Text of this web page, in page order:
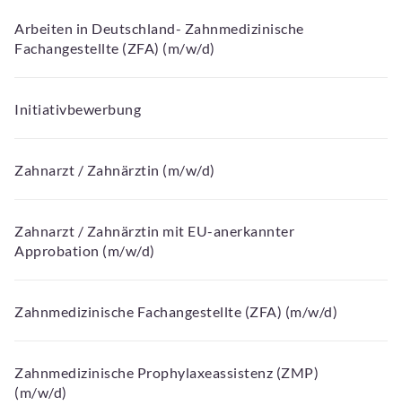
Arbeiten in Deutschland- Zahnmedizinische
Fachangestellte (ZFA) (m/w/d)
Initiativbewerbung
Zahnarzt / Zahnärztin (m/w/d)
Zahnarzt / Zahnärztin mit EU-anerkannter
Approbation (m/w/d)
Zahnmedizinische Fachangestellte (ZFA) (m/w/d)
Zahnmedizinische Prophylaxeassistenz (ZMP)
(m/w/d)